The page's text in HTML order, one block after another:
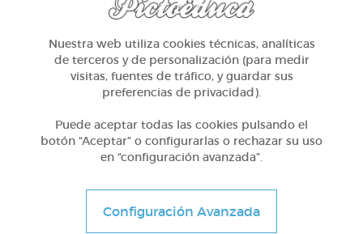
Geometría y fotografía
Nuestra web utiliza cookies técnicas, analíticas
de terceros y de personalización (para medir
visitas, fuentes de tráfico, y guardar sus
preferencias de privacidad).
Puede aceptar todas las cookies pulsando el
botón “Aceptar” o configurarlas o rechazar su uso
en “configuración avanzada”.
Configuración Avanzada